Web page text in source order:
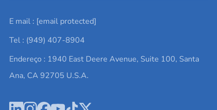
Lista de consultas
Termos e Condições
Política de Privacidade
Elementos de terras raras
Alvos de pulverização catódica
Ácido hialurônico
Promoções atuais
Notícias e blogs
Estudos de caso
E mail : [email protected]
Tel : (949) 407-8904
Endereço : 1940 East Deere Avenue, Suite 100, Santa
Ana, CA 92705 U.S.A.